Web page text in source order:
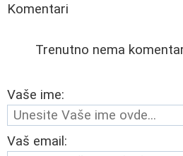
Komentari
Trenutno nema
Vaše ime:
Vaš email: